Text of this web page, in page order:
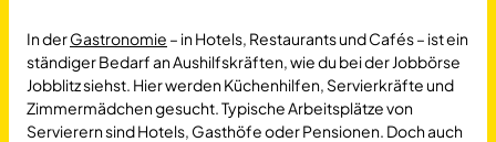
In derGastronomie – in Hotels, Restaurants und Cafés – ist ein
ständiger Bedarf an Aushilfskräften, wie du bei der Jobbörse
Jobblitz siehst. Hier werden Küchenhilfen, Servierkräfte und
Zimmermädchen gesucht. Typische Arbeitsplätze von
Servierern sind Hotels, Gasthöfe oder Pensionen. Doch auch